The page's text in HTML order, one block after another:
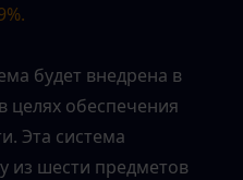
будет внедрена в
целях обеспечения
Эта система
из шести предметов